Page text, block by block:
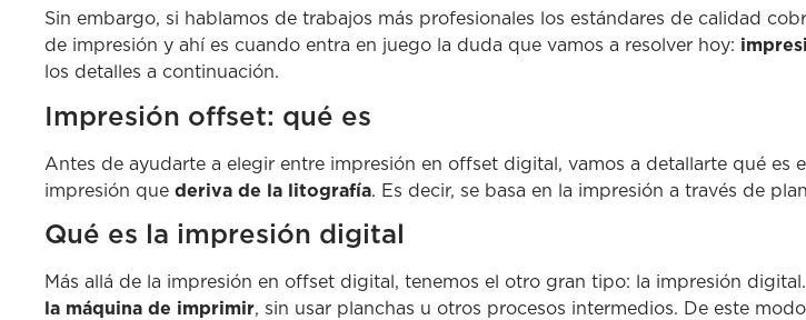
Sin embargo, si hablamos de trabajos más profesionales los estándares de calidad
de impresión y ahí es cuando entra en juego la duda que vamos a resolver hoy:
los detalles a continuación.
Impresión offset: qué es
Antes de ayudarte a elegir entre impresión en offset digital, vamos a detallarte qué
impresión que deriva de la litografía. Es decir, se basa en la impresión a través de
Qué es la impresión digital
Más allá de la impresión en offset digital, tenemos el otro gran tipo: la impresión
la máquina de imprimir, sin usar planchas u otros procesos intermedios. De este